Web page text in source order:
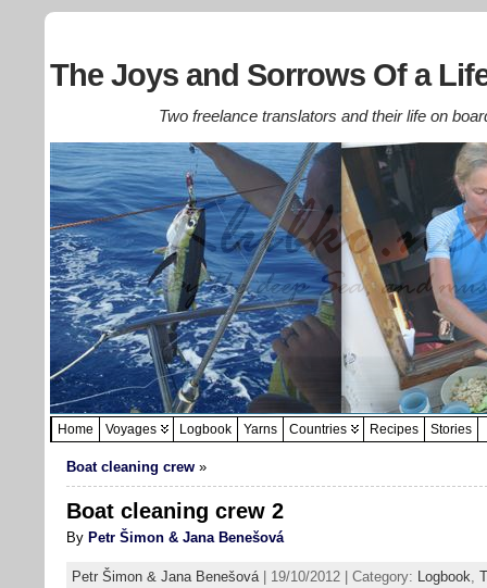
The Joys and Sorrows Of a
Two freelance translators and their life on
Home Voyages Logbook Yarns Countries Recipes Stories
Boat cleaning crew »
Boat cleaning crew 2
By Petr Šimon & Jana Benešová
Petr Šimon & Jana Benešová | 19/10/2012 | Category: Logbook